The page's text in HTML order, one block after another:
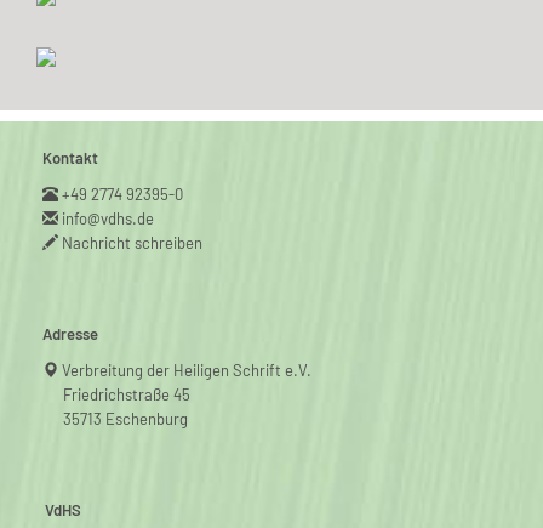
Kontakt
+49 2774 92395-0
info@vdhs.de
Nachricht schreiben
Adresse
Verbreitung der Heiligen Schrift e.V.
Friedrichstraße 45
35713 Eschenburg
VdHS